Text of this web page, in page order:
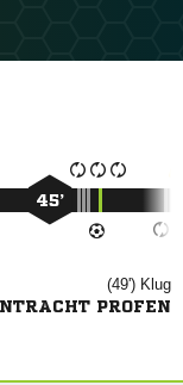
45’
(49') 
PROFEN